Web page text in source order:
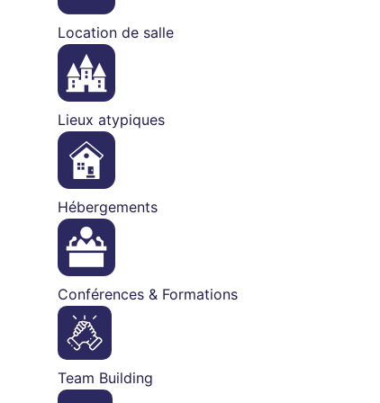
Location de salle
Lieux atypiques
Hébergements
Conférences & Formations
Team Building